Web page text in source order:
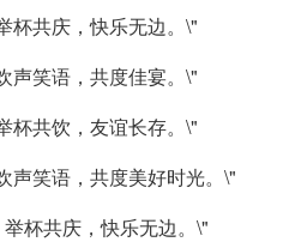
杯共庆，快乐无边。\"
声笑语，共度佳宴。\"
杯共饮，友谊长存。\"
声笑语，共度美好时光。\"
杯共庆，快乐无边。\"